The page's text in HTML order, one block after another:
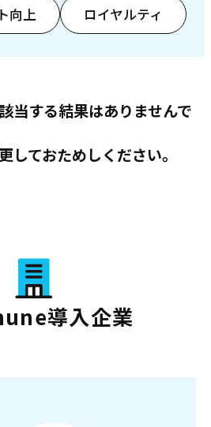
向上 ロイヤルティ
当する結果はありませんで
しておためしください。
導入企業